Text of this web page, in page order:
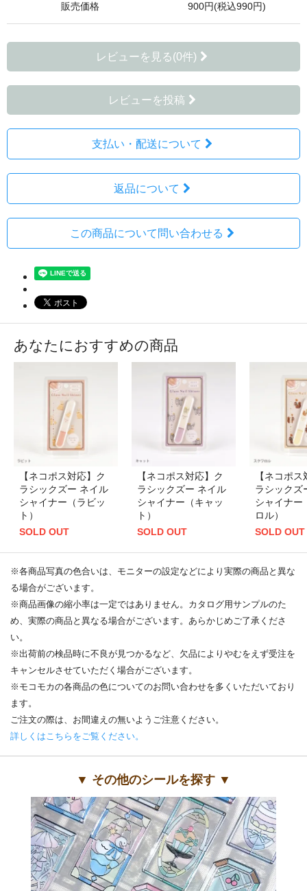
販売価格 900円(税込990円)
レビューを見る(0件)
レビューを投稿
支払い・配送について
返品について
この商品について問い合わせる
あなたにおすすめの商品
【ネコポス対応】ク
ラシックズー ネイル
シャイナー（ラビッ
ト）
SOLD OUT
【ネコポス対応】ク
ラシックズー ネイル
シャイナー（キャッ
ト）
SOLD OUT
【ネコポ
ラシックズ
シャイナー
ロル）
SOLD OUT
※各商品写真の色合いは、モニターの設定などにより実際の商品と異な
る場合がございます。
※商品画像の縮小率は一定ではありません。カタログ用サンプルのた
め、実際の商品と異なる場合がございます。あらかじめご了承くださ
い。
※出荷前の検品時に不良が見つかるなど、欠品によりやむをえず受注を
キャンセルさせていただく場合がございます。
※モコモカの各商品の色についてのお問い合わせを多くいただいており
ます。
ご注文の際は、お間違えの無いようご注意ください。
詳しくはこちらをご覧ください。
▼ その他のシールを探す ▼